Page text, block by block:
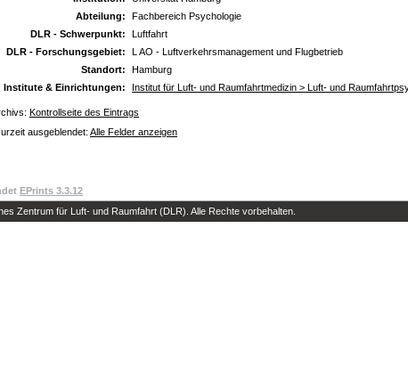
Abteilung:
Fachbereich Psychologie
DLR - Schwerpunkt:
Luftfahrt
DLR - Forschungsgebiet:
L AO - Luftverkehrsmanagement und Flugbetrieb
Standort:
Hamburg
Institute & Einrichtungen:
Institut für Luft- und Raumfahrtmedizin > Luft- und
Kontrollseite des Eintrags
ausgeblendet: Alle Felder anzeigen
EPrints 3.3.12
Zentrum für Luft- und Raumfahrt (DLR). Alle Rechte vorbehalten.